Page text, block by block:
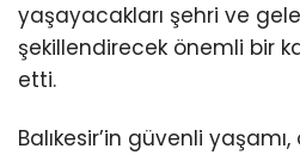
yaşayacakları şehri ve
şekillendirecek önemli bir
etti.
Balıkesir’in güvenli